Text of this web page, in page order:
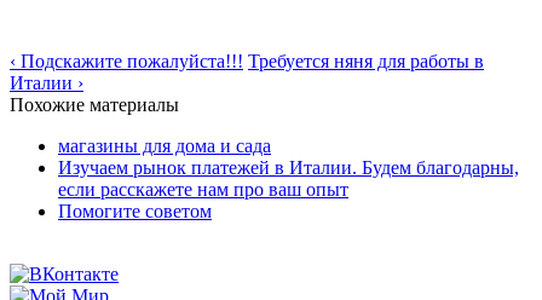
‹ Подскажите пожалуйста!!! Требуется няня для работы в
Италии ›
Похожие материалы
магазины для дома и сада
Изучаем рынок платежей в Италии. Будем благодарны,
если расскажете нам про ваш опыт
Помогите советом